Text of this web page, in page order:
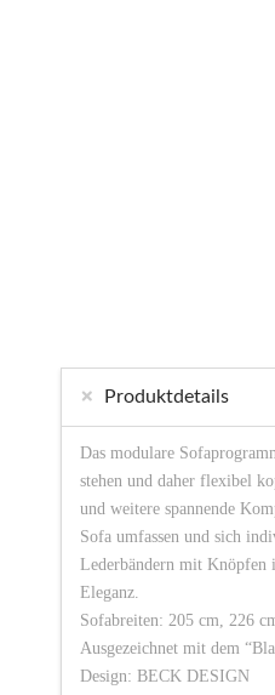
Produktdetails
Das modulare
stehen und daher flexibel
und weitere spannende
Sofa umfassen und sich
Lederbändern mit Knöpfen
Eleganz.
Sofabreiten: 205 cm, 226
Ausgezeichnet mit dem
Design: BECK DESIGN